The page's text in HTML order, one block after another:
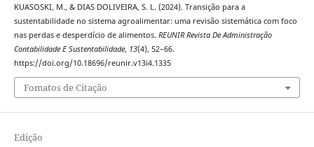
KUASOSKI, M., & DIAS DOLIVEIRA, S. L. (2024). Transição para a
sustentabilidade no sistema agroalimentar: uma revisão sistemática com foco
nas perdas e desperdício de alimentos. REUNIR Revista De Administração
Contabilidade E Sustentabilidade, 13(4), 52–66.
https://doi.org/10.18696/reunir.v13i4.1335
Fomatos de Citação
Edição